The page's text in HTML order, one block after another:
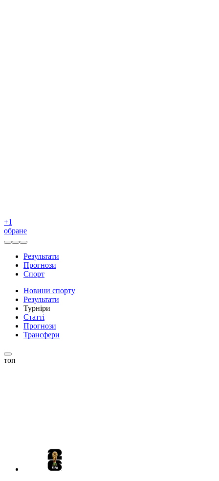
+1
обране
Результати
Прогнози
Спорт
Новини спорту
Результати
Турніри
Статті
Прогнози
Трансфери
топ